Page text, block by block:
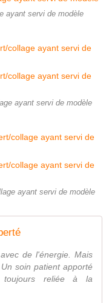
ayant servi de modèle
ayant servi de modèle
ayant servi de modèle
de l'énergie. Mais
soin patient apporté
reliée à la